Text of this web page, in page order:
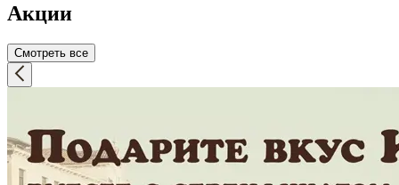
Акции
Смотреть все